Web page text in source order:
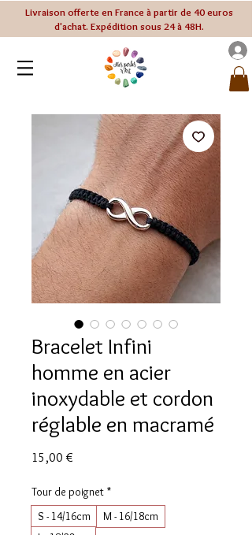
Livraison offerte en France à partir de 40 euros
d'achat. Expédition sous 24 à 48H.
Bracelet Infini
homme en acier
inoxydable et cordon
réglable en macramé
15,00 €
Tour de poignet *
S - 14/16cm
M - 16/18cm